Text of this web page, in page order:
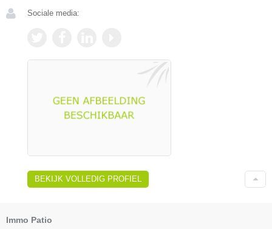
Sociale media:
BEKIJK VOLLEDIG PROFIEL
Immo Patio